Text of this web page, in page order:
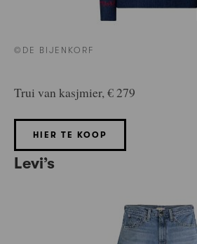
©DE BIJENKORF
Trui van kasjmier, € 279
HIER TE KOOP
Levi’s